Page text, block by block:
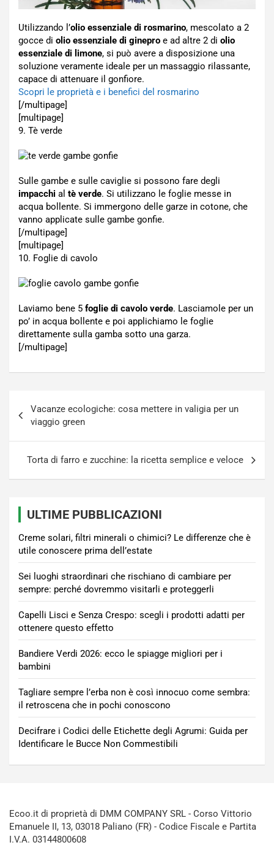
Utilizzando l’olio essenziale di rosmarino, mescolato a 2
gocce di olio essenziale di ginepro e ad altre 2 di olio
essenziale di limone, si può avere a disposizione una
soluzione veramente ideale per un massaggio rilassante,
capace di attenuare il gonfiore.
Scopri le proprietà e i benefici del rosmarino
[/multipage]
[multipage]
9. Tè verde
Sulle gambe e sulle caviglie si possono fare degli
impacchi al tè verde. Si utilizzano le foglie messe in
acqua bollente. Si immergono delle garze in cotone, che
vanno applicate sulle gambe gonfie.
[/multipage]
[multipage]
10. Foglie di cavolo
Laviamo bene 5 foglie di cavolo verde. Lasciamole per un
po’ in acqua bollente e poi applichiamo le foglie
direttamente sulla gamba sotto una garza.
[/multipage]
articoli
Vacanze ecologiche: cosa mettere in valigia per un
viaggio green
Torta di farro e zucchine: la ricetta semplice e veloce
ULTIME PUBBLICAZIONI
Creme solari, filtri minerali o chimici? Le differenze che è
utile conoscere prima dell’estate
Sei luoghi straordinari che rischiano di cambiare per
sempre: perché dovremmo visitarli e proteggerli
Capelli Lisci e Senza Crespo: scegli i prodotti adatti per
ottenere questo effetto
Bandiere Verdi 2026: ecco le spiagge migliori per i
bambini
Tagliare sempre l’erba non è così innocuo come sembra:
il retroscena che in pochi conoscono
Decifrare i Codici delle Etichette degli Agrumi: Guida per
Identificare le Bucce Non Commestibili
Ecoo.it di proprietà di DMM COMPANY SRL - Corso Vittorio
Emanuele II, 13, 03018 Paliano (FR) - Codice Fiscale e Partita
I.V.A. 03144800608